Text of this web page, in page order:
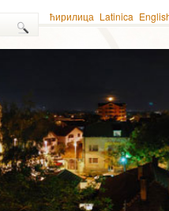
ћирилица Latinica